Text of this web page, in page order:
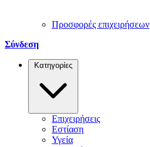
Προσφορές επιχειρήσεων
Σύνδεση
Κατηγορίες
Επιχειρήσεις
Εστίαση
Υγεία